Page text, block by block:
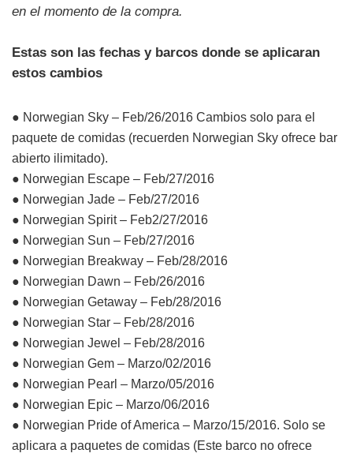
en el momento de la compra.
Estas son las fechas y barcos donde se aplicaran
estos cambios
● Norwegian Sky – Feb/26/2016 Cambios solo para el
paquete de comidas (recuerden Norwegian Sky ofrece bar
abierto ilimitado).
● Norwegian Escape – Feb/27/2016
● Norwegian Jade – Feb/27/2016
● Norwegian Spirit – Feb2/27/2016
● Norwegian Sun – Feb/27/2016
● Norwegian Breakway – Feb/28/2016
● Norwegian Dawn – Feb/26/2016
● Norwegian Getaway – Feb/28/2016
● Norwegian Star – Feb/28/2016
● Norwegian Jewel – Feb/28/2016
● Norwegian Gem – Marzo/02/2016
● Norwegian Pearl – Marzo/05/2016
● Norwegian Epic – Marzo/06/2016
● Norwegian Pride of America – Marzo/15/2016. Solo se
aplicara a paquetes de comidas (Este barco no ofrece